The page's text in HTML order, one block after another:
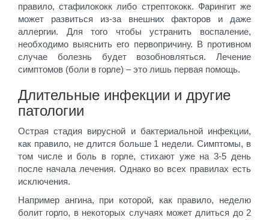
правило, стафилококк либо стрептококк. Фарингит же
может развиться из-за внешних факторов и даже
аллергии. Для того чтобы устранить воспаление,
необходимо выяснить его первопричину. В противном
случае болезнь будет возобновляться. Лечение
симптомов (боли в горле) – это лишь первая помощь.
Длительные инфекции и другие
патологии
Острая стадия вирусной и бактериальной инфекции,
как правило, не длится больше 1 недели. Симптомы, в
том числе и боль в горле, стихают уже на 3-5 день
после начала лечения. Однако во всех правилах есть
исключения.
Например ангина, при которой, как правило, неделю
болит горло, в некоторых случаях может длиться до 2